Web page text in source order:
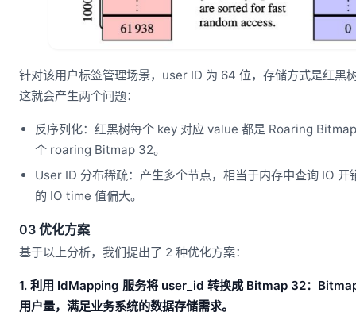
针对该用户标签管理场景，user ID 为 64 位，存储方式是红黑
这就会产生两个问题：
反序列化：红黑树每个 key 对应 value 都是 Roaring
个 roaring Bitmap 32。
User ID 分布稀疏：产生多个节点，相当于内存中查询 IO 开
的 IO time 值偏大。
03 优化方案
基于以上分析，我们提出了 2 种优化方案：
1. 利用 IdMapping 服务将 user_id 转换成 Bitmap 32：
用户量，满足业务系统的数据存储需求。